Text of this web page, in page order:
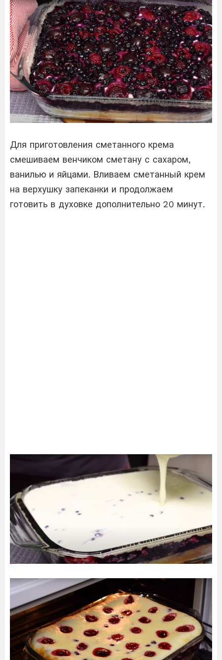
Для приготовления сметанного крема
смешиваем венчиком сметану с сахаром,
ванилью и яйцами. Вливаем сметанный крем
на верхушку запеканки и продолжаем
готовить в духовке дополнительно 20 минут.